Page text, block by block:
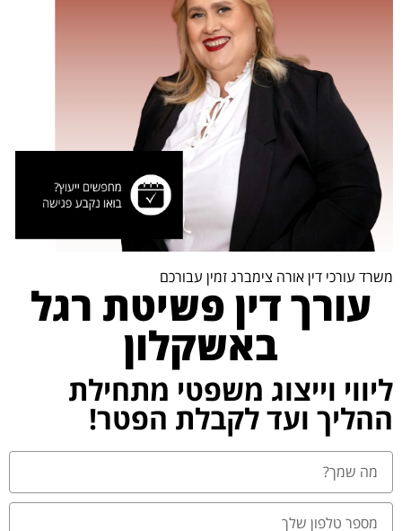
משרד עורכי דין אורה צימברג זמין עבורכם
עורך דין פשיטת רגל
באשקלון
ליווי וייצוג משפטי מתחילת
ההליך ועד לקבלת הפטר!